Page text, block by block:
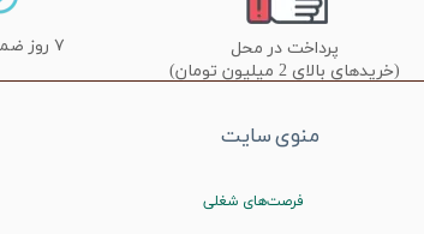
پرداخت در محل
(خریدهای بالای 2 میلیون تومان)
۷ روز ضمانت تعویض
منوی سایت
فرصت‌های شغلی